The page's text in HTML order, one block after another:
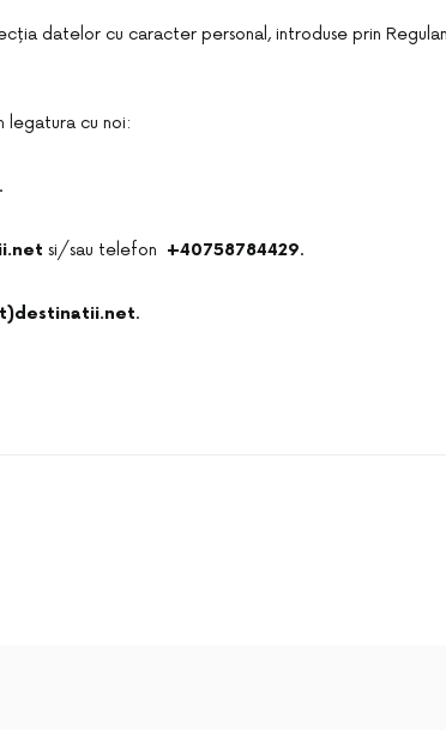
datelor cu caracter personal, introduse prin
legatura cu noi:
.
si/sau telefon +40758784429.
.